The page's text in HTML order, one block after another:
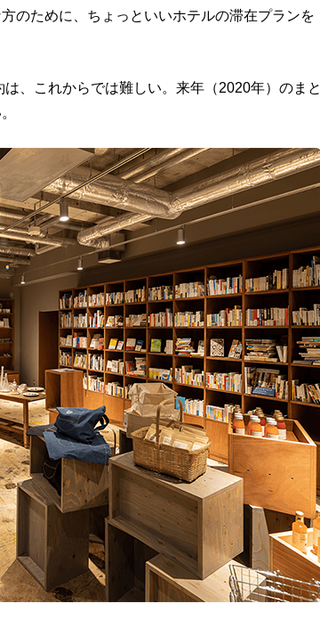
のために、ちょっといいホテルの滞在プランを
、これからでは難しい。来年（2020年）のまと